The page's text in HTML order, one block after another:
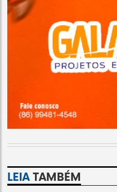
LEIATAMBÉM